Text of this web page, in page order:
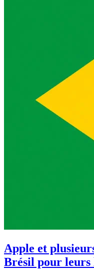
Apple et
Brésil pour leurs